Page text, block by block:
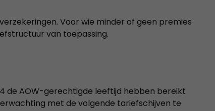
Voor wie minder of geen premies
van toepassing.
de AOW-gerechtigde leeftijd hebben bereikt
met de volgende tariefschijven te